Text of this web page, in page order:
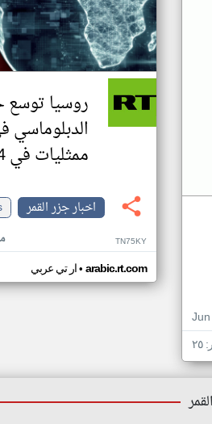
روسيا
الدبلوماسي
ممثليات في 4 دول جديدة
اخبار جزر القمر
TN75KY
ار تي عربي• arabic.rt.com